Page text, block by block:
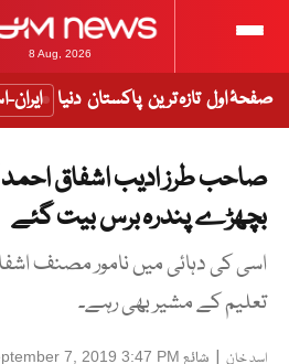
8 Aug, 2026
صفحۂ اول تازہ ترین پاکستان دنیا
صاحب طرز ادیب اشفاق
بچھڑے پندرہ برس بیت گئے
اسی کی دہائی میں نامور مصنف
تعلیم کے مشیر بھی رہے۔
اسد خان | شائع 7, 2019 3:47 PM